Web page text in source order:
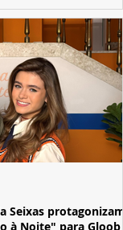
Seixas protagonizam
à Noite" para Gloob e